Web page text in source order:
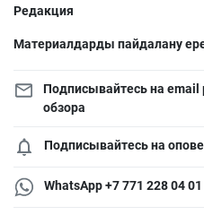
Редакция
Материалдарды пайдалану
Подписывайтесь на
обзора
Подписывайтесь на
WhatsApp +7 771 228 04 01